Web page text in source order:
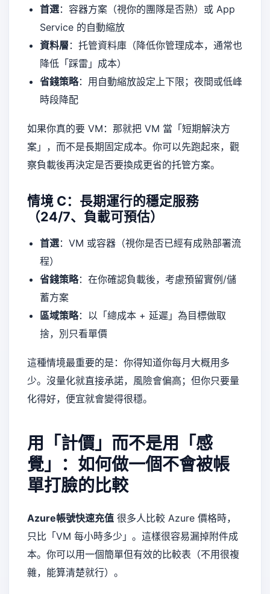
首選：容器方案（視你的團隊是否熟）或 App
Service 的自動縮放
資料層 ：托管資料庫（降低你管理成本，通常也
降低「踩雷」成本）
省錢策略：用自動縮放設定上下限；夜間或低峰
時段降配
如果你真的要 VM：那就把 VM 當「短期解決方
案」，而不是長期固定成本。你可以先跑起來，觀
察負載後再決定是否要換成更省的托管方案。
情境 C：長期運行的穩定服務
（24/7、負載可預估）
首選：VM 或容器（視你是否已經有成熟部署流
程）
省錢策略：在你確認負載後，考慮預留實例/儲
蓄方案
區域策略：以「總成本 + 延遲」為目標做取
捨，別只看單價
這種情境最重要的是：你得知道你每月大概用多
少。沒量化就直接承諾，風險會偏高；但你只要量
化得好，便宜就會變得很穩。
用「計價」而不是用「感
覺」：如何做一個不會被帳
單打臉的比較
Azure帳號快速充值 很多人比較 Azure 價格時，
只比「VM 每小時多少」。這樣很容易漏掉附件成
本。你可以用一個簡單但有效的比較表（不用很複
雜，能算清楚就行）。